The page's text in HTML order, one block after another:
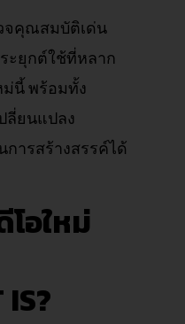
จคุณสมบัติเด่น
ะยุกต์ใช้ที่หลาก
ม่นี้ พร้อมทั้ง
ลี่ยนแปลง
ารสร้างสรรค์ได้
อใหม่
IS?